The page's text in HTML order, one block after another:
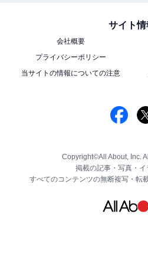
サイト情
会社概要
プライバシーポリシー
当サイトの情報についての注意
Copyright©All About, Inc.
掲載の記事・写真・イ
すべてのコンテンツの無断複写・転